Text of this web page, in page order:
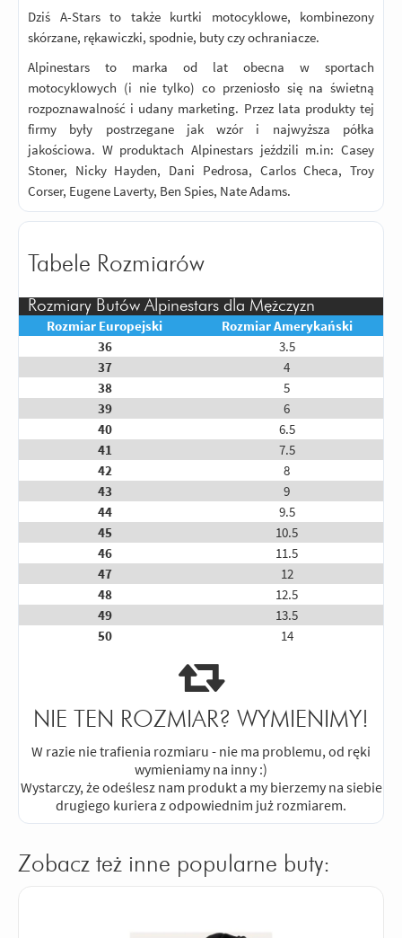
Dziś A-Stars to także kurtki motocyklowe, kombinezony
skórzane, rękawiczki, spodnie, buty czy ochraniacze.
Alpinestars to marka od lat obecna w sportach
motocyklowych (i nie tylko) co przeniosło się na świetną
rozpoznawalność i udany marketing. Przez lata produkty tej
firmy były postrzegane jak wzór i najwyższa półka
jakościowa. W produktach Alpinestars jeździli m.in: Casey
Stoner, Nicky Hayden, Dani Pedrosa, Carlos Checa, Troy
Corser, Eugene Laverty, Ben Spies, Nate Adams.
Tabele Rozmiarów
Rozmiary Butów Alpinestars dla Mężczyzn
Rozmiar Europejski
Rozmiar Amerykański
36
3.5
37
4
38
5
39
6
40
6.5
41
7.5
42
8
43
9
44
9.5
45
10.5
46
11.5
47
12
48
12.5
49
13.5
50
14
NIE TEN ROZMIAR? WYMIENIMY!
W razie nie trafienia rozmiaru - nie ma problemu, od ręki
wymieniamy na inny :)
Wystarczy, że odeślesz nam produkt a my bierzemy na siebie
drugiego kuriera z odpowiednim już rozmiarem.
Zobacz też inne popularne buty: